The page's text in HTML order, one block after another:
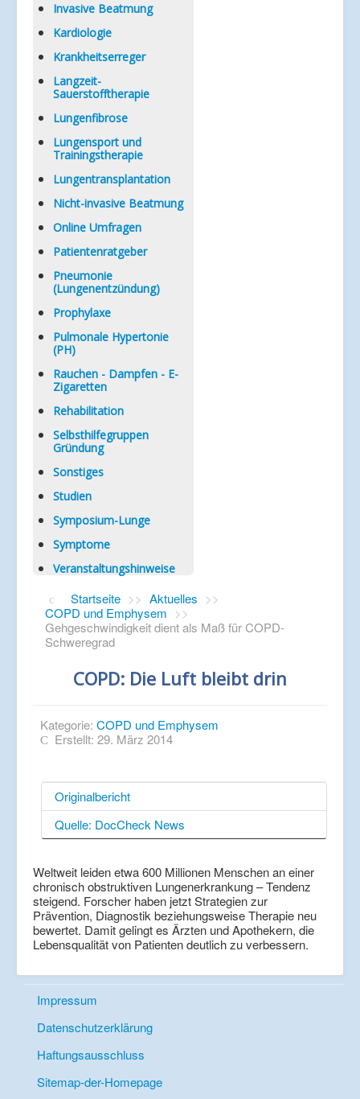
Invasive Beatmung
Kardiologie
Krankheitserreger
Langzeit-
Sauerstofftherapie
Lungenfibrose
Lungensport und
Trainingstherapie
Lungentransplantation
Nicht-invasive Beatmung
Online Umfragen
Patientenratgeber
Pneumonie
(Lungenentzündung)
Prophylaxe
Pulmonale Hypertonie
(PH)
Rauchen - Dampfen - E-
Zigaretten
Rehabilitation
Selbsthilfegruppen
Gründung
Sonstiges
Studien
Symposium-Lunge
Symptome
Veranstaltungshinweise
Startseite >> Aktuelles >>
COPD und Emphysem >>
Gehgeschwindigkeit dient als Maß für COPD-
Schweregrad
COPD: Die Luft bleibt drin
Kategorie: COPD und Emphysem
Erstellt: 29. März 2014
Originalbericht
Quelle: DocCheck News
Weltweit leiden etwa 600 Millionen Menschen an einer
chronisch obstruktiven Lungenerkrankung – Tendenz
steigend. Forscher haben jetzt Strategien zur
Prävention, Diagnostik beziehungsweise Therapie neu
bewertet. Damit gelingt es Ärzten und Apothekern, die
Lebensqualität von Patienten deutlich zu verbessern.
Impressum
Datenschutzerklärung
Haftungsausschluss
Sitemap-der-Homepage